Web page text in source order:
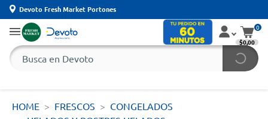
Devoto Fresh Market Portones
0
$0,00
HOME FRESCOS
CONGELADOS